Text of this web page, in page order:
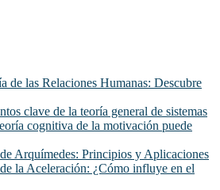
de las Relaciones Humanas: Descubre
clave de la teoría general de sistemas
cognitiva de la motivación puede
Arquímedes: Principios y Aplicaciones
la Aceleración: ¿Cómo influye en el